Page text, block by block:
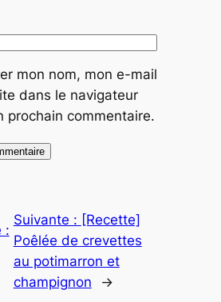
mon nom, mon e-mail
dans le navigateur
prochain commentaire.
:
Suivante : [Recette]
Poêlée de crevettes
au potimarron et
champignon
→